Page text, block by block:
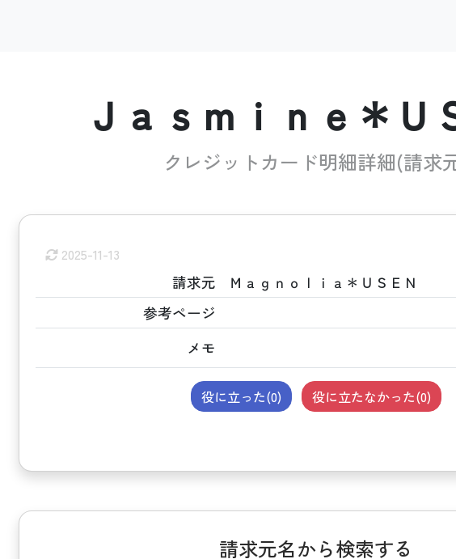
Ｊａｓｍｉｎｅ＊Ｕ
クレジットカード明細詳細(請求
2025-11-13
請求元
Ｍａｇｎｏｌｉａ＊ＵＳＥＮ
参考ページ
メモ
役に立った(0) 役に立たなかった(0)
請求元名から検索する